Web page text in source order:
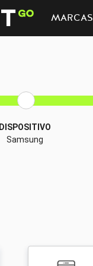
MARCAS
DISPOSITIVO
Samsung